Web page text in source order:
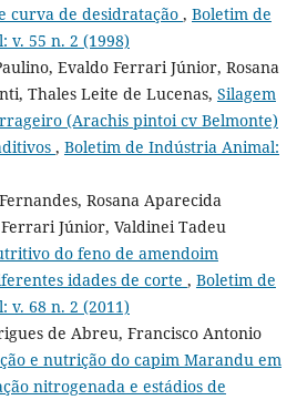
curva de desidratação , Boletim de
v. 55 n. 2 (1998)
Evaldo Ferrari Júnior, Rosana
Thales Leite de Lucenas, Silagem
(Arachis pintoi cv Belmonte)
, Boletim de Indústria Animal:
Rosana Aparecida
Júnior, Valdinei Tadeu
do feno de amendoim
idades de corte , Boletim de
v. 68 n. 2 (2011)
de Abreu, Francisco Antonio
e nutrição do capim Marandu em
nitrogenada e estádios de